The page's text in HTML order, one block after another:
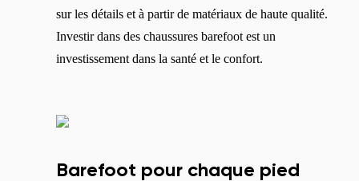
sur les détails et à partir de matériaux de haute qualité.
Investir dans des chaussures barefoot est un
investissement dans la santé et le confort.
Barefoot pour chaque pied